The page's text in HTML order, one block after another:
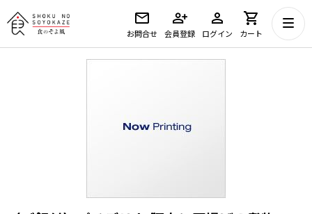
お問合せ 会員登録 ログイン カート